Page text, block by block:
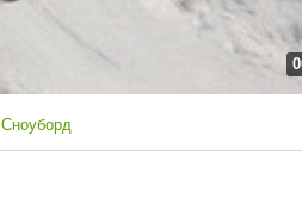
Сноуборд